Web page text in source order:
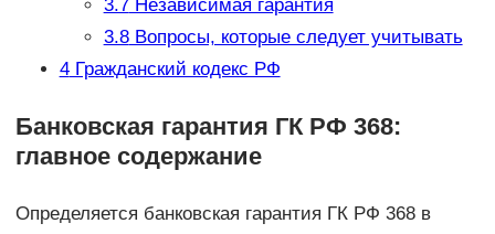
3.7Независимая гарантия
3.8Вопросы, которые следует учитывать
4Гражданский кодекс РФ
Банковская гарантия ГК РФ 368:
главное содержание
Определяется банковская гарантия ГК РФ 368 в